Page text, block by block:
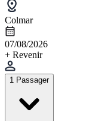
Colmar
07/08/2026
+ Revenir
1 Passager